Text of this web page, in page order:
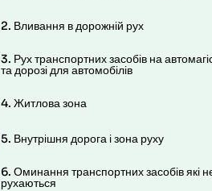
2. Вливання в дорожній рух
3. Рух транспортних засобів на
та дорозі для автомобілів
4. Житлова зона
5. Внутрішня дорога і зона руху
6. Оминання транспортних засобів які
рухаються